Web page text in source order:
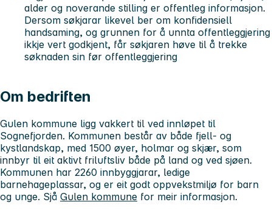
alder og noverande stilling er offentleg informasjon.
Dersom søkjarar likevel ber om konfidensiell
handsaming, og grunnen for å unnta offentleggjering
ikkje vert godkjent, får søkjaren høve til å trekke
søknaden sin før offentleggjering
Om bedriften
Gulen kommune ligg vakkert til ved innløpet til
Sognefjorden. Kommunen består av både fjell- og
kystlandskap, med 1500 øyer, holmar og skjær, som
innbyr til eit aktivt friluftsliv både på land og ved sjøen.
Kommunen har 2260 innbyggjarar, ledige
barnehageplassar, og er eit godt oppvekstmiljø for barn
og unge. Sjå Gulen kommune for meir informasjon.